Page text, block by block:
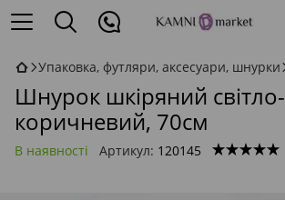
Упаковка, футляри, аксесуари, шнурки
Шнурок шкіряний світло-
коричневий, 70см
В наявності Артикул: 120145